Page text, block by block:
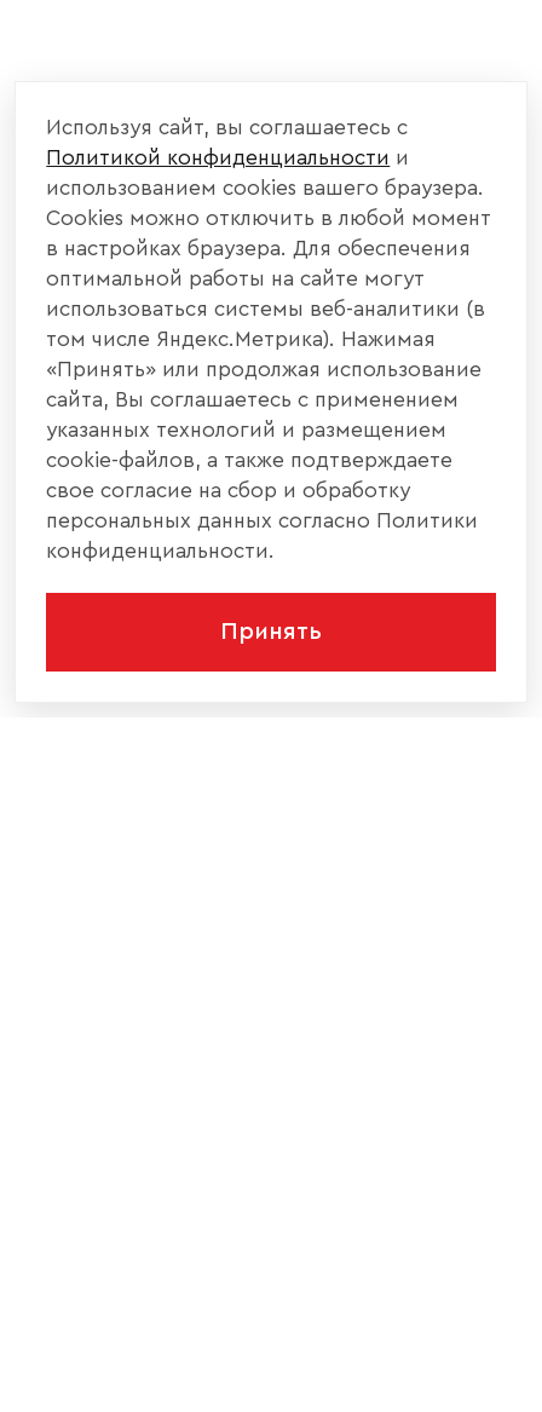
Используя сайт, вы соглашаетесь с
Политикой конфиденциальности и
использованием cookies вашего браузера.
Cookies можно отключить в любой момент
в настройках браузера. Для обеспечения
оптимальной работы на сайте могут
использоваться системы веб-аналитики (в
том числе Яндекс.Метрика). Нажимая
«Принять» или продолжая использование
сайта, Вы соглашаетесь с применением
указанных технологий и размещением
cookie-файлов, а также подтверждаете
свое согласие на сбор и обработку
персональных данных согласно Политики
конфиденциальности.
Принять